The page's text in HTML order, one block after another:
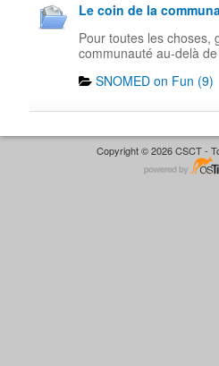
Le coin de la
Pour toutes les choses,
communauté au-delà
SNOMED on Fun (9)
Copyright © 2026 CSCT -